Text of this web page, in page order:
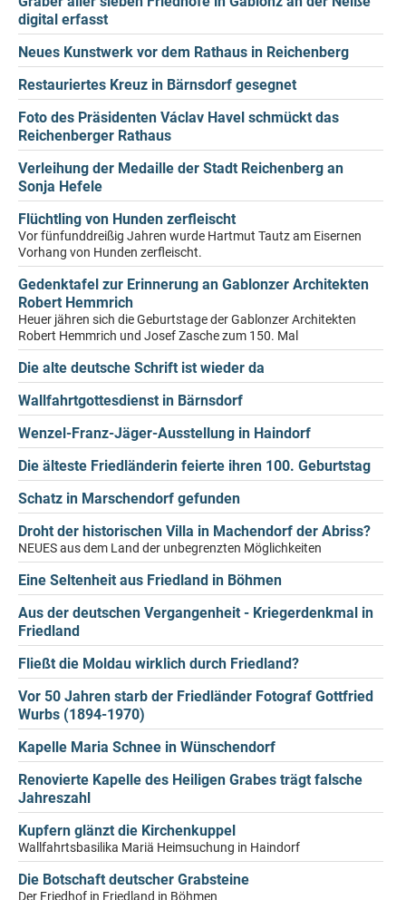
digital erfasst
Neues Kunstwerk vor dem Rathaus in Reichenberg
Restauriertes Kreuz in Bärnsdorf gesegnet
Foto des Präsidenten Václav Havel schmückt das
Reichenberger Rathaus
Verleihung der Medaille der Stadt Reichenberg an
Sonja Hefele
Flüchtling von Hunden zerfleischt
Vor fünfunddreißig Jahren wurde Hartmut Tautz am Eisernen
Vorhang von Hunden zerfleischt.
Gedenktafel zur Erinnerung an Gablonzer Architekten
Robert Hemmrich
Heuer jähren sich die Geburtstage der Gablonzer Architekten
Robert Hemmrich und Josef Zasche zum 150. Mal
Die alte deutsche Schrift ist wieder da
Wallfahrtgottesdienst in Bärnsdorf
Wenzel-Franz-Jäger-Ausstellung in Haindorf
Die älteste Friedländerin feierte ihren 100. Geburtstag
Schatz in Marschendorf gefunden
Droht der historischen Villa in Machendorf der Abriss?
NEUES aus dem Land der unbegrenzten Möglichkeiten
Eine Seltenheit aus Friedland in Böhmen
Aus der deutschen Vergangenheit - Kriegerdenkmal in
Friedland
Fließt die Moldau wirklich durch Friedland?
Vor 50 Jahren starb der Friedländer Fotograf Gottfried
Wurbs (1894-1970)
Kapelle Maria Schnee in Wünschendorf
Renovierte Kapelle des Heiligen Grabes trägt falsche
Jahreszahl
Kupfern glänzt die Kirchenkuppel
Wallfahrtsbasilika Mariä Heimsuchung in Haindorf
Die Botschaft deutscher Grabsteine
Der Friedhof in Friedland in Böhmen